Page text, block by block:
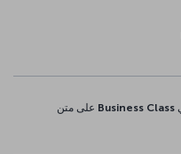
أفضل خدمات تقديم الطعام في Business Class على متن